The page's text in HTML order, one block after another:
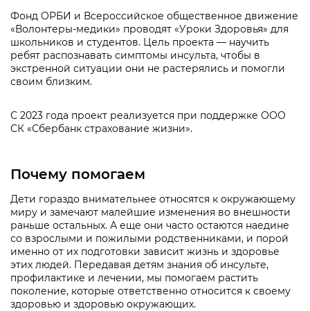
Фонд ОРБИ и Всероссийское общественное движение
«Волонтеры-медики» проводят «Уроки Здоровья» для
школьников и студентов. Цель проекта — научить
ребят распознавать симптомы инсульта, чтобы в
экстренной ситуации они не растерялись и помогли
своим близким.
С 2023 года проект реализуется при поддержке ООО
СК «Сбербанк страхование жизни».
Почему помогаем
Дети гораздо внимательнее относятся к окружающему
миру и замечают малейшие изменения во внешности
раньше остальных. А еще они часто остаются наедине
со взрослыми и пожилыми родственниками, и порой
именно от их подготовки зависит жизнь и здоровье
этих людей. Передавая детям знания об инсульте,
профилактике и лечении, мы помогаем растить
поколение, которые ответственно относится к своему
здоровью и здоровью окружающих.